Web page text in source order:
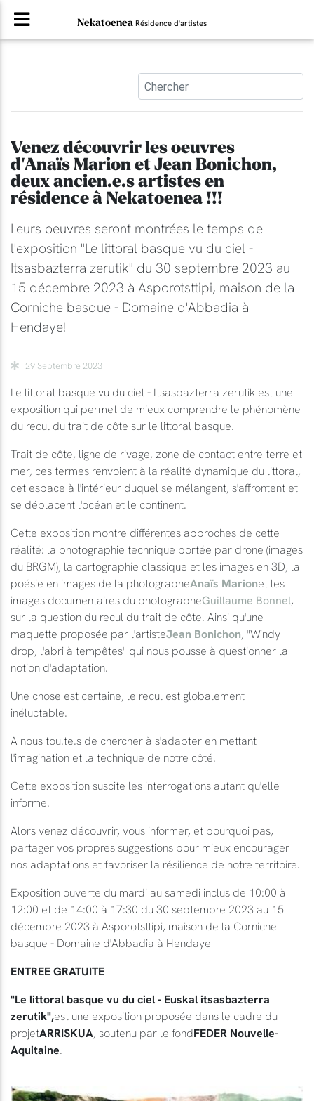
NekatoeneaRésidence d'artistes
Venez découvrir les oeuvres
d'Anaïs Marion et Jean Bonichon,
deux ancien.e.s artistes en
résidence à Nekatoenea !!!
Leurs oeuvres seront montrées le temps de
l'exposition "Le littoral basque vu du ciel -
Itsasbazterra zerutik" du 30 septembre 2023 au
15 décembre 2023 à Asporotsttipi, maison de la
Corniche basque - Domaine d'Abbadia à
Hendaye!
| 29 Septembre 2023
Le littoral basque vu du ciel - Itsasbazterra zerutik est une
exposition qui permet de mieux comprendre le phénomène
du recul du trait de côte sur le littoral basque.
Trait de côte, ligne de rivage, zone de contact entre terre et
mer, ces termes renvoient à la réalité dynamique du littoral,
cet espace à l'intérieur duquel se mélangent, s'affrontent et
se déplacent l'océan et le continent.
Cette exposition montre différentes approches de cette
réalité: la photographie technique portée par drone (images
du BRGM), la cartographie classique et les images en 3D, la
poésie en images de la photographeAnaïs Marionet les
images documentaires du photographeGuillaume Bonnel,
sur la question du recul du trait de côte. Ainsi qu'une
maquette proposée par l'artisteJean Bonichon, "Windy
drop, l'abri à tempêtes" qui nous pousse à questionner la
notion d'adaptation.
Une chose est certaine, le recul est globalement
inéluctable.
A nous tou.te.s de chercher à s'adapter en mettant
l'imagination et la technique de notre côté.
Cette exposition suscite les interrogations autant qu'elle
informe.
Alors venez découvrir, vous informer, et pourquoi pas,
partager vos propres suggestions pour mieux encourager
nos adaptations et favoriser la résilience de notre territoire.
Exposition ouverte du mardi au samedi inclus de 10:00 à
12:00 et de 14:00 à 17:30 du 30 septembre 2023 au 15
décembre 2023 à Asporotsttipi, maison de la Corniche
basque - Domaine d'Abbadia à Hendaye!
ENTREE GRATUITE
"Le littoral basque vu du ciel - Euskal itsasbazterra
zerutik",est une exposition proposée dans le cadre du
projetARRISKUA, soutenu par le fondFEDER Nouvelle-
Aquitaine.